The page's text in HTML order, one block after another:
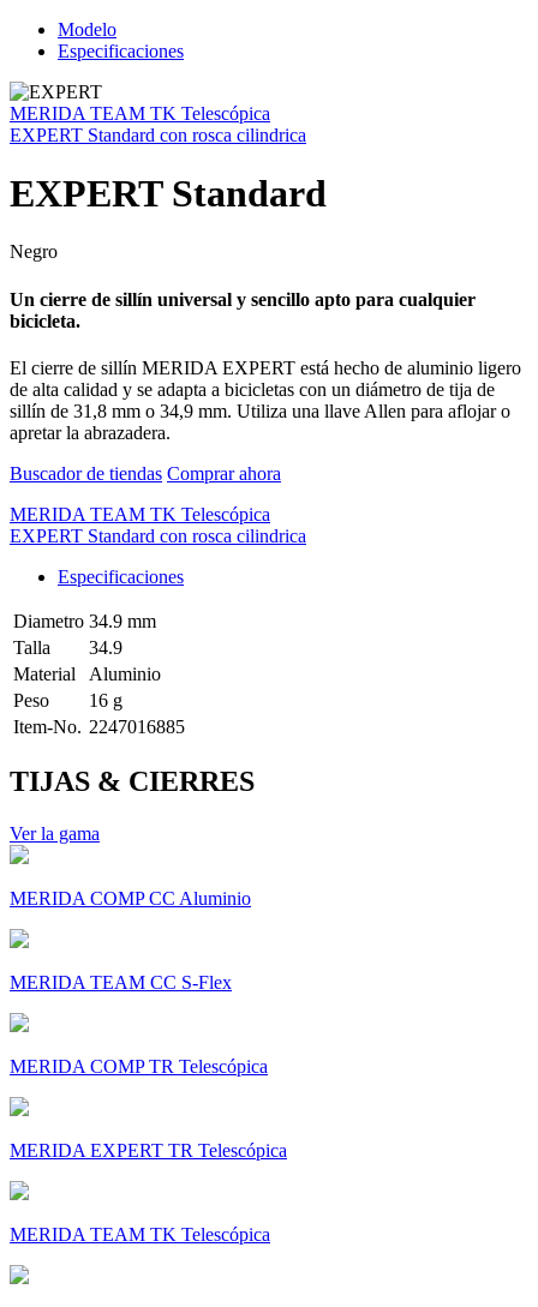
Modelo
Especificaciones
MERIDA TEAM TK Telescópica
EXPERT Standard con rosca cilindrica
EXPERT Standard
Negro
Un cierre de sillín universal y sencillo apto para cualquier
bicicleta.
El cierre de sillín MERIDA EXPERT está hecho de aluminio ligero
de alta calidad y se adapta a bicicletas con un diámetro de tija de
sillín de 31,8 mm o 34,9 mm. Utiliza una llave Allen para aflojar o
apretar la abrazadera.
Buscador de tiendas Comprar ahora
MERIDA TEAM TK Telescópica
EXPERT Standard con rosca cilindrica
Especificaciones
Diametro 34.9 mm
Talla
34.9
Material
Aluminio
Peso
16 g
Item-No. 2247016885
TIJAS & CIERRES
Ver la gama
MERIDA COMP CC Aluminio
MERIDA TEAM CC S-Flex
MERIDA COMP TR Telescópica
MERIDA EXPERT TR Telescópica
MERIDA TEAM TK Telescópica